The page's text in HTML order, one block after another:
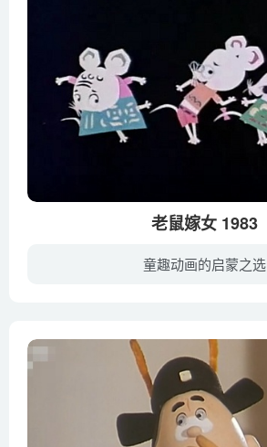
老鼠嫁女 1983
童趣动画的启蒙之选